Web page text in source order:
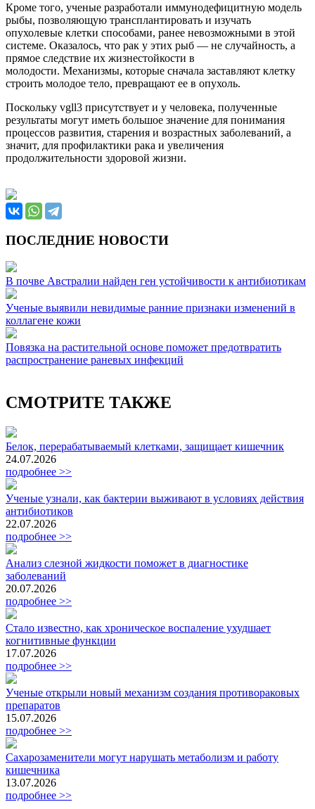
Кроме того, ученые разработали иммунодефицитную модель
рыбы, позволяющую трансплантировать и изучать
опухолевые клетки способами, ранее невозможными в этой
системе. Оказалось, что рак у этих рыб — не случайность, а
прямое следствие их жизнестойкости в
молодости. Механизмы, которые сначала заставляют клетку
строить молодое тело, превращают ее в опухоль.
Поскольку vgll3 присутствует и у человека, полученные
результаты могут иметь большое значение для понимания
процессов развития, старения и возрастных заболеваний, а
значит, для профилактики рака и увеличения
продолжительности здоровой жизни.
ПОСЛЕДНИЕ НОВОСТИ
В почве Австралии найден ген устойчивости к антибиотикам
Ученые выявили невидимые ранние признаки изменений в
коллагене кожи
Повязка на растительной основе поможет предотвратить
распространение раневых инфекций
СМОТРИТЕ ТАКЖЕ
Белок, перерабатываемый клетками, защищает кишечник
24.07.2026
подробнее >>
Ученые узнали, как бактерии выживают в условиях действия
антибиотиков
22.07.2026
подробнее >>
Анализ слезной жидкости поможет в диагностике
заболеваний
20.07.2026
подробнее >>
Стало известно, как хроническое воспаление ухудшает
когнитивные функции
17.07.2026
подробнее >>
Ученые открыли новый механизм создания противораковых
препаратов
15.07.2026
подробнее >>
Сахарозаменители могут нарушать метаболизм и работу
кишечника
13.07.2026
подробнее >>